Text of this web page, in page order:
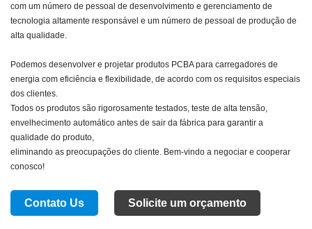
com um número de pessoal de desenvolvimento e gerenciamento de
tecnologia altamente responsável e um número de pessoal de produção de
alta qualidade.
Podemos desenvolver e projetar produtos PCBA para carregadores de
energia com eficiência e flexibilidade, de acordo com os requisitos especiais
dos clientes.
Todos os produtos são rigorosamente testados, teste de alta tensão,
envelhecimento automático antes de sair da fábrica para garantir a
qualidade do produto,
eliminando as preocupações do cliente. Bem-vindo a negociar e cooperar
conosco!
Contato Us Solicite um orçamento